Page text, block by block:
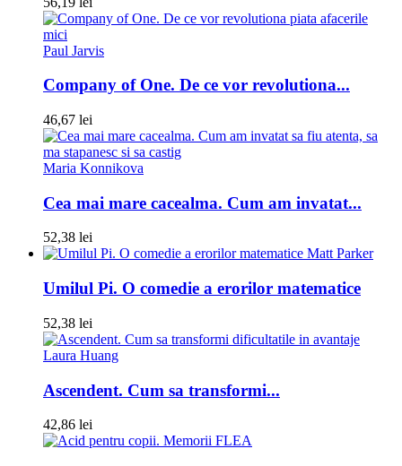
Paul Jarvis
Company of One. De ce vor revolutiona...
46,67 lei
Maria Konnikova
Cea mai mare cacealma. Cum am invatat...
52,38 lei
Matt Parker
Umilul Pi. O comedie a erorilor matematice
52,38 lei
Laura Huang
Ascendent. Cum sa transformi...
42,86 lei
FLEA